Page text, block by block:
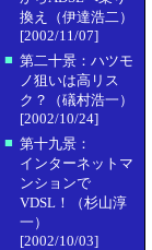
換え（伊達浩二）
[2002/11/07]
■ 第二十景：ハツモ
ノ狙いは高リス
ク？（礒村浩一）
[2002/10/24]
■ 第十九景：
インターネットマ
ンションで
VDSL！（杉山淳
一）
[2002/10/03]